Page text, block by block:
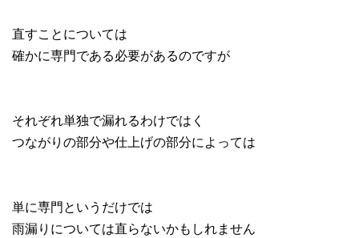
直すことについては
確かに専門である必要があるのですが
それぞれ単独で漏れるわけではく
つながりの部分や仕上げの部分によっては
単に専門というだけでは
雨漏りについては直らないかもしれません